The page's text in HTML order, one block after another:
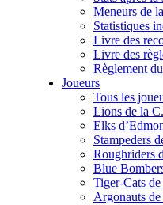
Meneurs de
Statistiques
Livre des
Livre des
Règlement
Joueurs
Tous les
Lions de la
Elks
Stampeders
Roughriders
Blue
Tiger-Cats
Argonauts